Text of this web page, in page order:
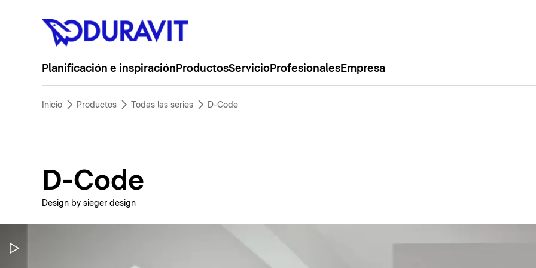
Planificación e inspiración ProductosServicioProfesionalesEmpresa
Inicio Productos Todas las series D-Code
D-Code
Design by sieger design
Pausar vídeo